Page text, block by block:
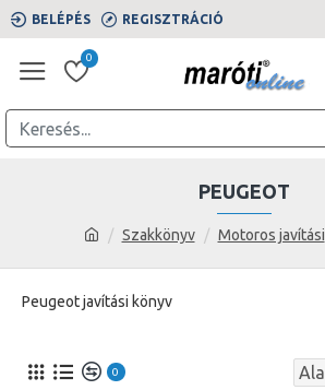
BELÉPÉS REGISZTRÁCIÓ
0
Szakkönyv Motoros javítási
PEUGEOT
Peugeot javítási könyv
0